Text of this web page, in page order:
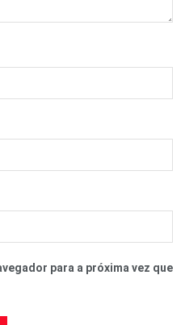
para a próxima vez que